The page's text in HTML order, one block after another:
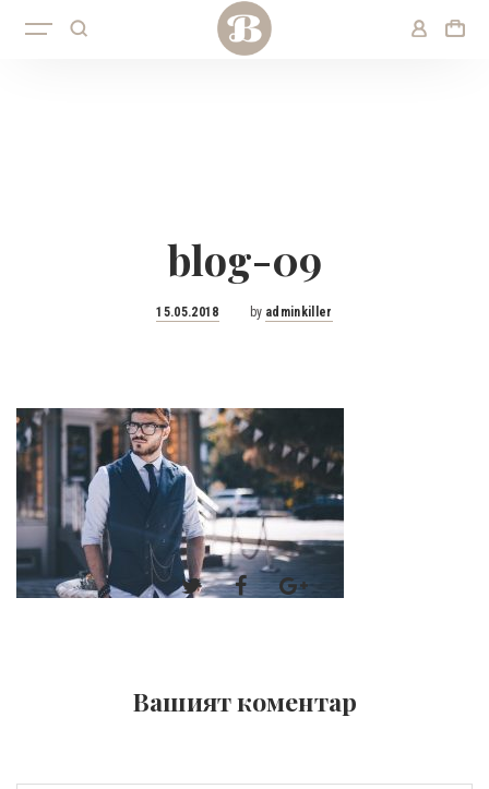
blog-09
Posted
15.05.2018 by adminkiller
Вашият коментар